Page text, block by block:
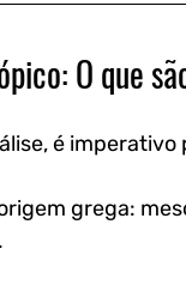
O que
é
grega: